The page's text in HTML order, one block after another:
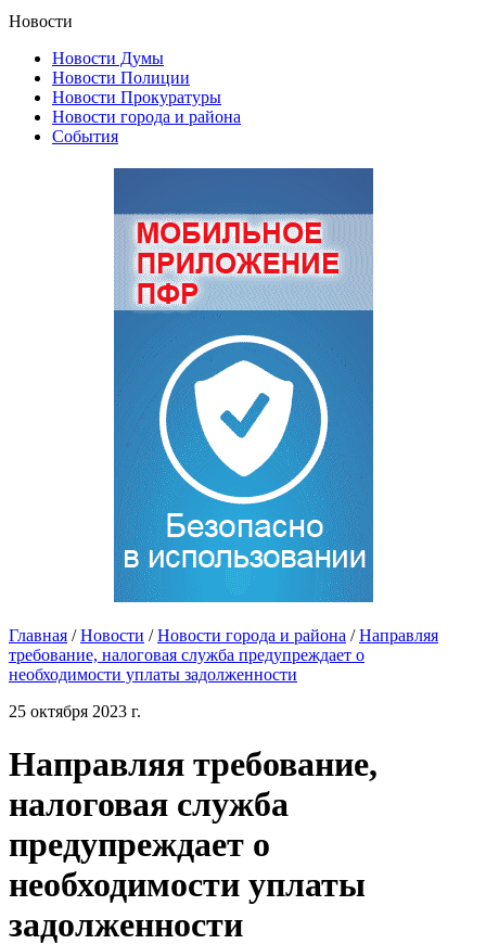
Новости
Новости Думы
Новости Полиции
Новости Прокуратуры
Новости города и района
События
Главная / Новости / Новости города и района / Направляя
требование, налоговая служба предупреждает о
необходимости уплаты задолженности
25 октября 2023 г.
Направляя требование,
налоговая служба
предупреждает о
необходимости уплаты
задолженности